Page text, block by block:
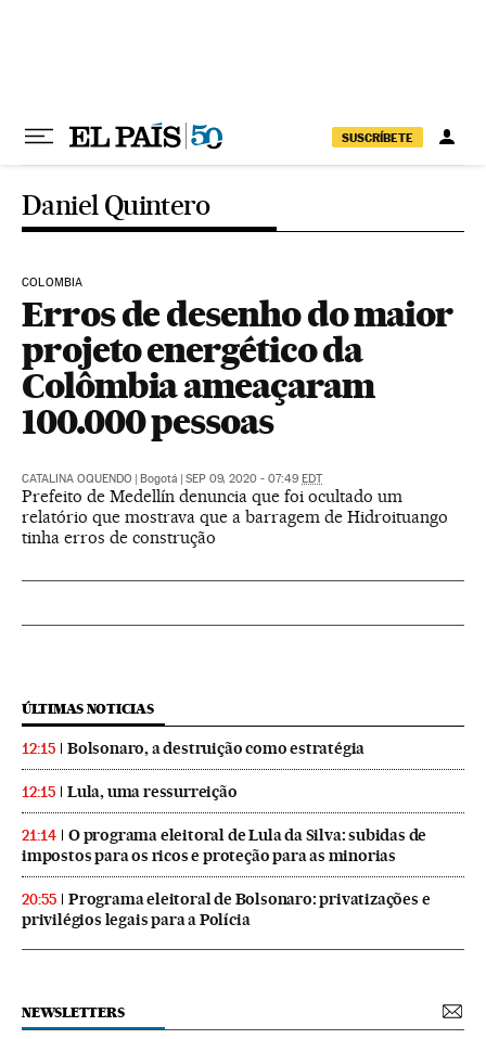
SUSCRÍBETE
Daniel Quintero
COLOMBIA
Erros de desenho do maior
projeto energético da
Colômbia ameaçaram
100.000 pessoas
CATALINA OQUENDO | Bogotá | SEP 09, 2020 - 07:49 EDT
Prefeito de Medellín denuncia que foi ocultado um
relatório que mostrava que a barragem de Hidroituango
tinha erros de construção
ÚLTIMAS NOTICIAS
12:15 Bolsonaro, a destruição como estratégia
12:15 Lula, uma ressurreição
21:14
O programa eleitoral de Lula da Silva: subidas de
impostos para os ricos e proteção para as minorias
20:55
Programa eleitoral de Bolsonaro: privatizações e
privilégios legais para a Polícia
NEWSLETTERS